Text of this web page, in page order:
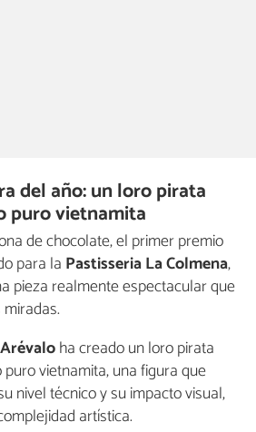
del año: un loro pirata
puro vietnamita
de chocolate, el primer premio
para laPastisseria La Colmena,
pieza realmente espectacular que
ha creado un loro pirata
vietnamita, una figura que
nivel técnico y su impacto visual,
artística.